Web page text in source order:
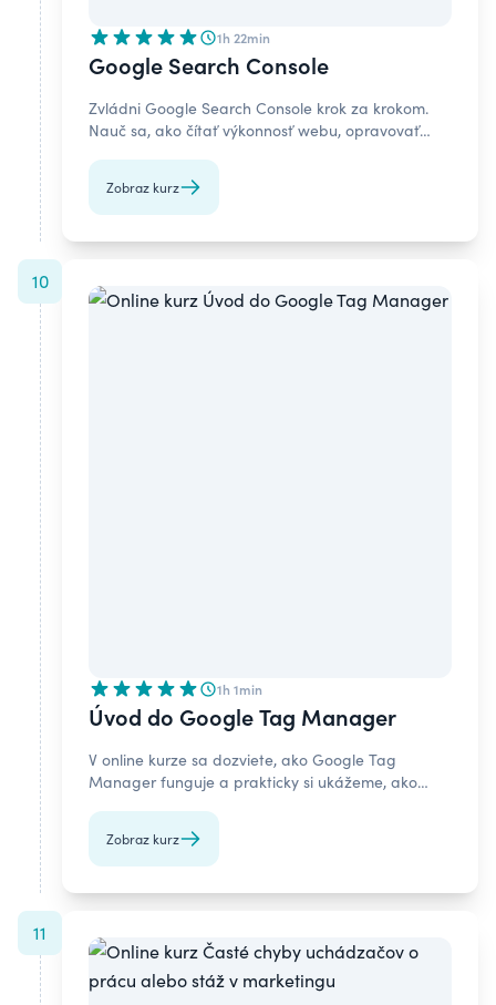
1h 22min
Google Search Console
Zvládni Google Search Console krok za krokom.
Nauč sa, ako čítať výkonnosť webu, opravovať
Zobraz kurz
10
1h 1min
Úvod do Google Tag Manager
V online kurze sa dozviete, ako Google Tag
Manager funguje a prakticky si ukážeme, ako
web.
Zobraz kurz
11